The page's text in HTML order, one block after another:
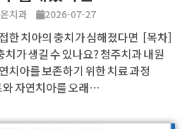
치과 2026-07-27
한 치아의 충치가 심해졌다면 [목차]
치가 생길 수 있나요? 청주치과 내원
치아를 보존하기 위한 치료 과정
자연치아를 오래…